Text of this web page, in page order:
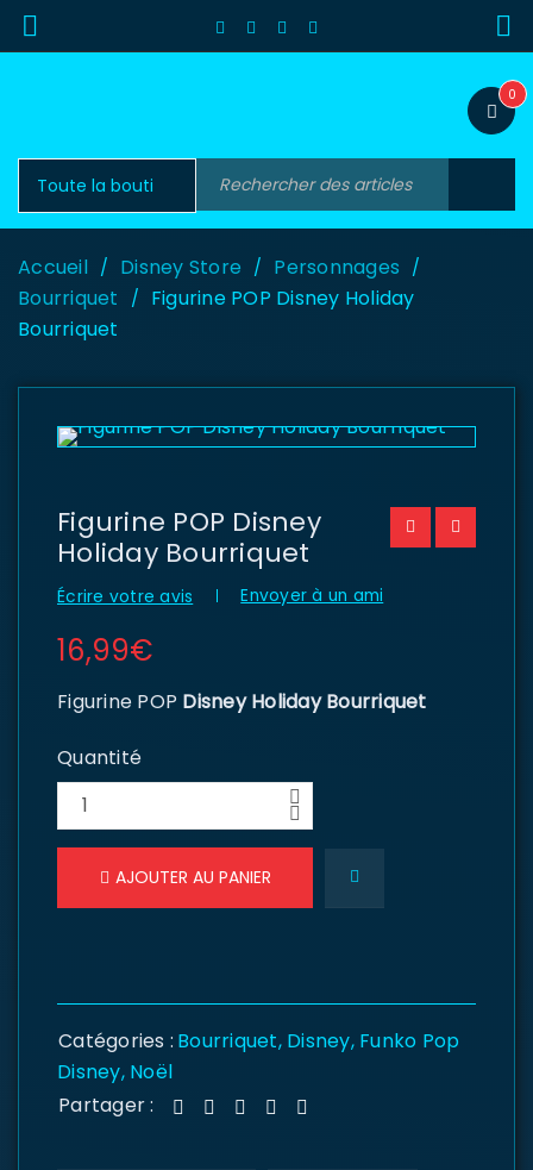
0
Accueil / Disney Store / Personnages /
Bourriquet / Figurine POP Disney Holiday
Bourriquet
Figurine POP Disney
Holiday Bourriquet
Écrire votre avis Envoyer à un ami
16,99€
Figurine POP Disney Holiday Bourriquet
Quantité
AJOUTER AU PANIER
Catégories : Bourriquet, Disney, Funko Pop
Disney, Noël
Partager :